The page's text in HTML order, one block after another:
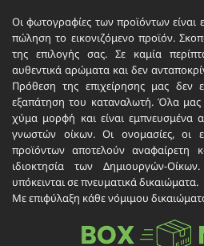
Οι φωτογραφίες των προϊόντων είναι
πώληση το εικονιζόμενο προϊόν.
της επιλογής σας. Σε καμία
αυθεντικά αρώματα και δεν
Πρόθεση της επιχείρησης μας δεν
εξαπάτηση του καταναλωτή. Όλα μας
χύμα μορφή και είναι εμπνευσμένα
γνωστών οίκων. Οι ονομασίες, οι
προϊόντων αποτελούν αναφαίρετη
ιδιοκτησία των Δημιουργών-
υπόκεινται σε πνευματικά δικαιώματα.
Με επιφύλαξη κάθε νόμιμου